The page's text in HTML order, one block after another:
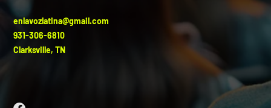
enlavozlatina@gmail.com
931-306-6810
Clarksville, TN